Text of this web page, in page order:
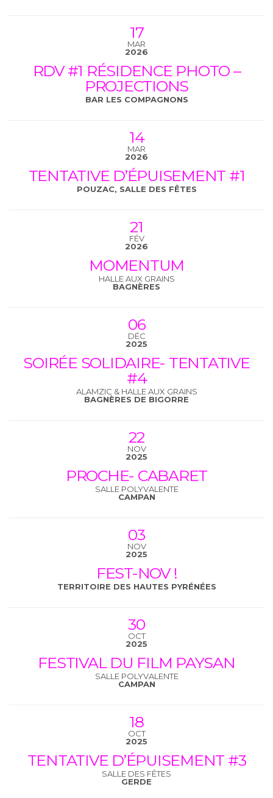
17
MAR
2026
RDV #1 RÉSIDENCE PHOTO –
PROJECTIONS
BAR LES COMPAGNONS
14
MAR
2026
TENTATIVE D’ÉPUISEMENT #1
POUZAC, SALLE DES FÊTES
21
FÉV
2026
MOMENTUM
HALLE AUX GRAINS
BAGNÈRES
06
DÉC
2025
SOIRÉE SOLIDAIRE- TENTATIVE
#4
ALAMZIC & HALLE AUX GRAINS
BAGNÈRES DE BIGORRE
22
NOV
2025
PROCHE- CABARET
SALLE POLYVALENTE
CAMPAN
03
NOV
2025
FEST-NOV !
TERRITOIRE DES HAUTES PYRÉNÉES
30
OCT
2025
FESTIVAL DU FILM PAYSAN
SALLE POLYVALENTE
CAMPAN
18
OCT
2025
TENTATIVE D’ÉPUISEMENT #3
SALLE DES FÊTES
GERDE